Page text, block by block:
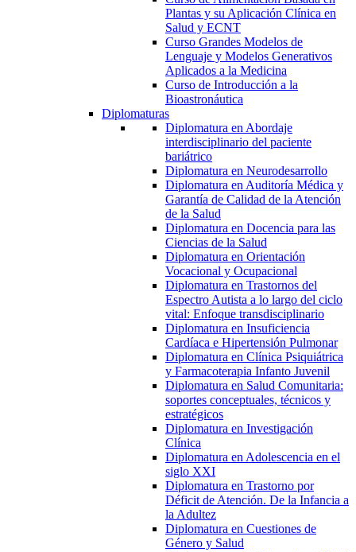
Plantas y su Aplicación Clínica en
Salud y ECNT
Curso Grandes Modelos de
Lenguaje y Modelos Generativos
Aplicados a la Medicina
Curso de Introducción a la
Bioastronáutica
Diplomaturas
Diplomatura en Abordaje
interdisciplinario del paciente
bariátrico
Diplomatura en Neurodesarrollo
Diplomatura en Auditoría Médica y
Garantía de Calidad de la Atención
de la Salud
Diplomatura en Docencia para las
Ciencias de la Salud
Diplomatura en Orientación
Vocacional y Ocupacional
Diplomatura en Trastornos del
Espectro Autista a lo largo del ciclo
vital: Enfoque transdisciplinario
Diplomatura en Insuficiencia
Cardíaca e Hipertensión Pulmonar
Diplomatura en Clínica Psiquiátrica
y Farmacoterapia Infanto Juvenil
Diplomatura en Salud Comunitaria:
soportes conceptuales, técnicos y
estratégicos
Diplomatura en Investigación
Clínica
Diplomatura en Adolescencia en el
siglo XXI
Diplomatura en Trastorno por
Déficit de Atención. De la Infancia a
la Adultez
Diplomatura en Cuestiones de
Género y Salud